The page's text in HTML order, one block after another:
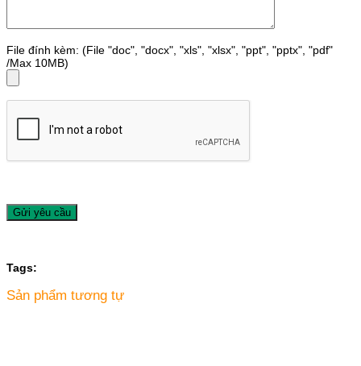
File đính kèm: (File "doc", "docx", "xls", "xlsx", "ppt", "pptx", "pdf"
/Max 10MB)
Tags:
Sản phẩm tương tự